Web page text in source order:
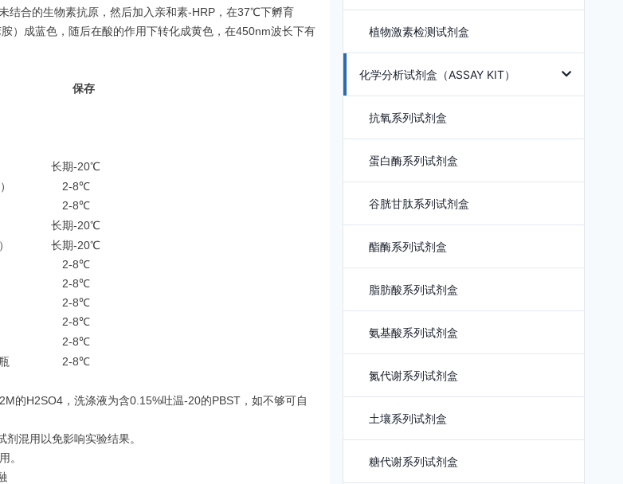
结合的生物素抗原，然后加入亲和素-HRP，在37℃下孵育
）成蓝色，随后在酸的作用下转化成黄色，在450nm波长下有
保存
长期-20℃
2-8℃
2-8℃
长期-20℃
长期-20℃
2-8℃
2-8℃
2-8℃
2-8℃
2-8℃
2-8℃
的H2SO4，洗涤液为含0.15%吐温-20的PBST，如不够可自
混用以免影响实验结果。
。
植物激素检测试剂盒
化学分析试剂盒（ASSAY KIT）
抗氧系列试剂盒
蛋白酶系列试剂盒
谷胱甘肽系列试剂盒
酯酶系列试剂盒
脂肪酸系列试剂盒
氨基酸系列试剂盒
氮代谢系列试剂盒
土壤系列试剂盒
糖代谢系列试剂盒